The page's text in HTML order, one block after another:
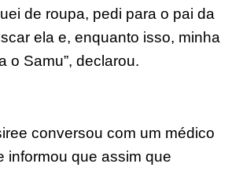
de roupa, pedi para o pai da
ela e, enquanto isso, minha
o Samu”, declarou.
conversou com um médico
informou que assim que